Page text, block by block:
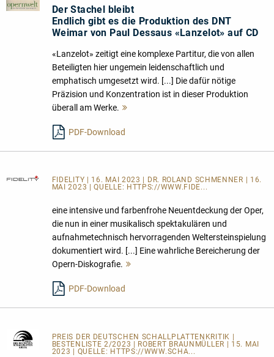
Der Stachel bleibt
Endlich gibt es die Produktion des DNT
Weimar von Paul Dessaus «Lanzelot» auf CD
«Lanzelot» zeitigt eine komplexe Partitur, die von allen
Beteiligten hier ungemein leidenschaftlich und
emphatisch umgesetzt wird. [...] Die dafür nötige
Präzision und Konzentration ist in dieser Produktion
überall am Werke.
PDF-Download
FIDELITY
| 16. MAI 2023 | DR. ROLAND SCHMENNER | 16.
MAI 2023 | QUELLE: HTTPS://WWW.FIDE...
eine intensive und farbenfrohe Neuentdeckung der Oper,
die nun in einer musikalisch spektakulären und
aufnahmetechnisch hervorragenden Weltersteinspielung
dokumentiert wird. [...] Eine wahrliche Bereicherung der
Opern-Diskografie.
PDF-Download
PREIS DER DEUTSCHEN SCHALLPLATTENKRITIK
BESTENLISTE 2/2023 | ROBERT BRAUNMÜLLER | 15. MAI
2023 | QUELLE: HTTPS://WWW.SCHA...